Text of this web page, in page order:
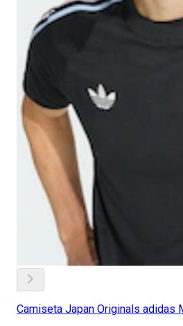
Camiseta Japan Originals adidas